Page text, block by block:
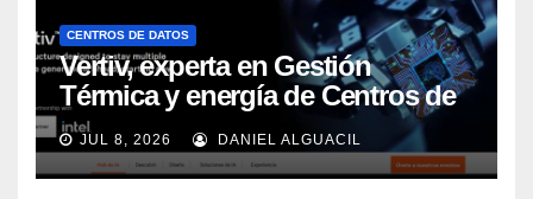
CENTROS DE DATOS
Vertiv, experta en Gestión
Térmica y energía de Centros de
Datos, sigue su crecimiento
imparable
JUL 8, 2026 DANIEL ALGUACIL